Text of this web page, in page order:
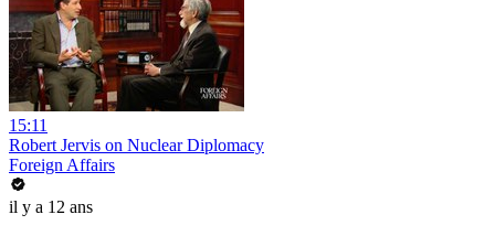
15:11
Robert Jervis on Nuclear Diplomacy
Foreign Affairs
il y a 12 ans